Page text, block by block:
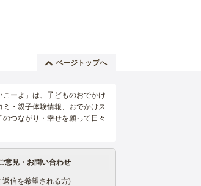
ページトップへ
ーよ」は、子どものおでかけ
・親子体験情報、おでかけス
つながり・幸せを願って日々
意見・お問い合わせ
返信を希望される方)